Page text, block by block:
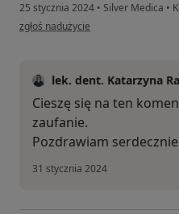
25 stycznia 2024 • Silver Medica •
w opinii użytkownika JD
zgłoś nadużycie
lek. dent. Katarzyna
Cieszę się na ten
zaufanie.
Pozdrawiam serdecznie
31 stycznia 2024